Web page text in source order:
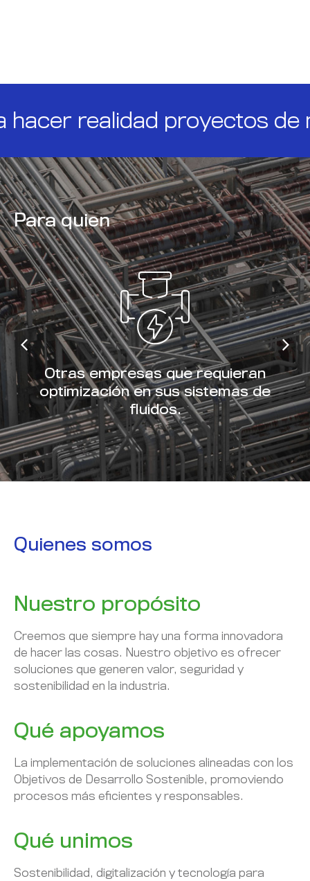
proyectos de manera
Para quien
Otras empresas que requieran
optimización en sus sistemas de
fluidos.
Quienes somos
Nuestro propósito
Creemos que siempre hay una forma innovadora
de hacer las cosas. Nuestro objetivo es ofrecer
soluciones que generen valor, seguridad y
sostenibilidad en la industria.
Qué apoyamos
La implementación de soluciones alineadas con los
Objetivos de Desarrollo Sostenible, promoviendo
procesos más eficientes y responsables.
Qué unimos
Sostenibilidad, digitalización y tecnología para